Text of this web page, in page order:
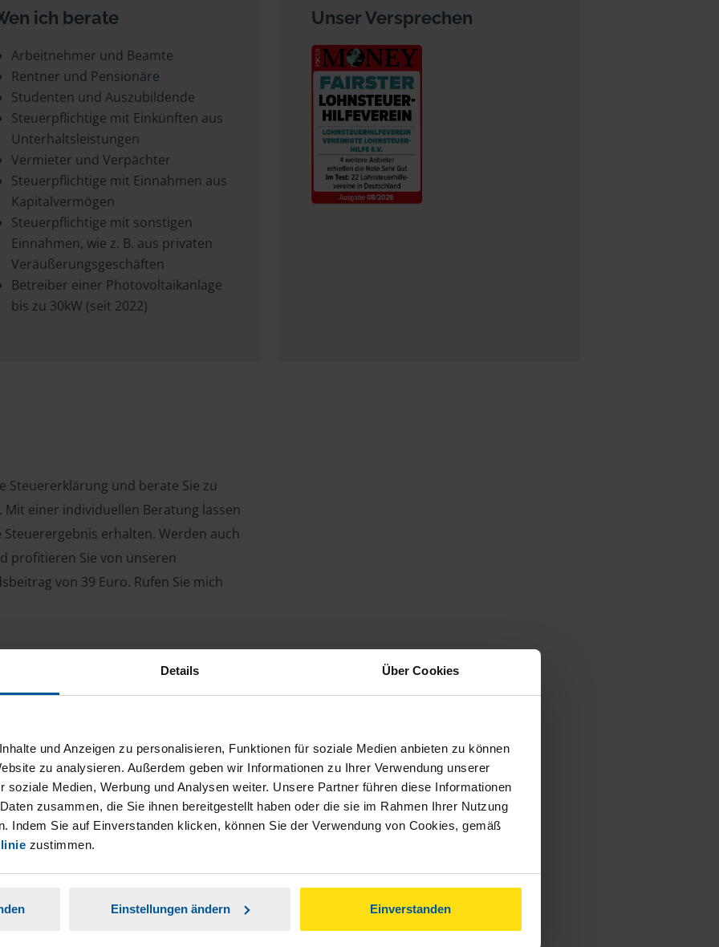
Details Über Cookies
und Anzeigen zu personalisieren, Funktionen für soziale Medien anbieten zu können
zu analysieren. Außerdem geben wir Informationen zu Ihrer Verwendung unserer
soziale Medien, Werbung und Analysen weiter. Unsere Partner führen diese Informationen
zusammen, die Sie ihnen bereitgestellt haben oder die sie im Rahmen Ihrer Nutzung
Indem Sie auf Einverstanden klicken, können Sie der Verwendung von Cookies, gemäß
zustimmen.
Einstellungen ändern Einverstanden
ich berate
Arbeitnehmer und Beamte
Rentner und Pensionäre
Studenten und Auszubildende
Steuerpflichtige mit Einkünften aus
Unterhaltsleistungen
Vermieter und Verpächter
Steuerpflichtige mit Einnahmen aus
Kapitalvermögen
Steuerpflichtige mit sonstigen
Einnahmen, wie z. B. aus privaten
Veräußerungsgeschäften
Betreiber einer Photovoltaikanlage
bis zu 30kW (seit 2022)
Unser Versprechen
Steuererklärung und berate Sie zu
Mit einer individuellen Beratung lassen
erhalten. Werden auch
profitieren Sie von unseren
von 39 Euro. Rufen Sie mich
Arbeitnehmer, Beamte, Auszubildende,
(StBerG). Auch bei Einkünften
der geeignete Dienstleister für Sie.
Tätigkeit und umsatzsteuerpflichtigen